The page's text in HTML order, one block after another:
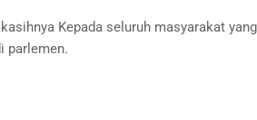
Kepada seluruh masyarakat
parlemen.